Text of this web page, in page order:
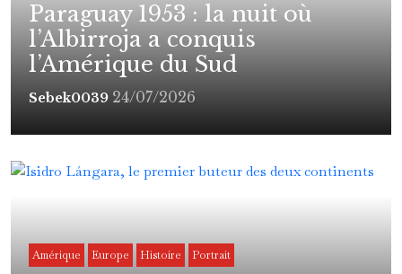
Paraguay 1953 : la nuit où
l’Albirroja a conquis
l’Amérique du Sud
Sebek0039 24/07/2026
Amérique Europe Histoire Portrait